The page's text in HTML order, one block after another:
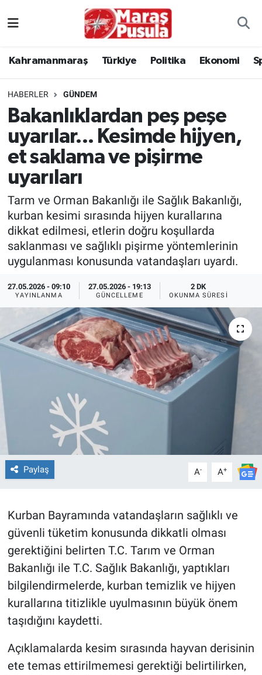
Kahramanmaraş Türkiye Politika Ekonomi
HABERLER GÜNDEM
Bakanlıklardan peş peşe
uyarılar... Kesimde hijyen,
et saklama ve pişirme
uyarıları
Tarm ve Orman Bakanlığı ile Sağlık Bakanlığı,
kurban kesimi sırasında hijyen kurallarına
dikkat edilmesi, etlerin doğru koşullarda
saklanması ve sağlıklı pişirme yöntemlerinin
uygulanması konusunda vatandaşları uyardı.
27.05.2026 - 09:10
YAYINLANMA
27.05.2026 - 19:13
GÜNCELLEME
2 DK
OKUNMA SÜRESI
Paylaş A- A+
Kurban Bayramında vatandaşların sağlıklı ve
güvenli tüketim konusunda dikkatli olması
gerektiğini belirten T.C. Tarım ve Orman
Bakanlığı ile T.C. Sağlık Bakanlığı, yaptıkları
bilgilendirmelerde, kurban temizlik ve hijyen
kurallarına titizlikle uyulmasının büyük önem
taşıdığını kaydetti.
Açıklamalarda kesim sırasında hayvan derisinin
ete temas ettirilmemesi gerektiği belirtilirken,
Politika
Ekonomi
Spor
Kültür Sanat
Sağlık
TEKNOLOJİ
Dünya
İlçeler
MAGAZİN
Bilim, Teknoloji
ASAYİŞ
ÇEVRE
EĞİTİM
BİLİM VE TEKNOLOJİ
Güvenlik
İstanbul Trafik Yoğunluk Haritası
Süper Lig Puan Durumu ve Fikstür
Tüm Manşetler
Son Dakika Haberleri
Haber Arşivi